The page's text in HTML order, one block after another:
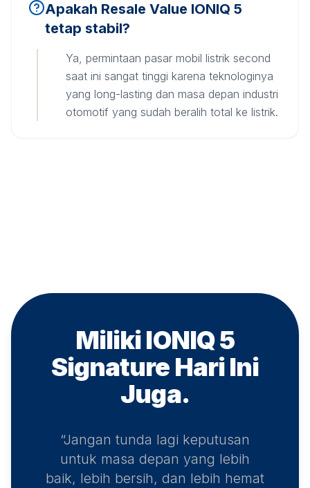
Apakah Resale Value IONIQ 5
tetap stabil?
Ya, permintaan pasar mobil listrik second
saat ini sangat tinggi karena teknologinya
yang long-lasting dan masa depan industri
otomotif yang sudah beralih total ke listrik.
Miliki IONIQ 5
Signature Hari Ini
Juga.
“Jangan tunda lagi keputusan
untuk masa depan yang lebih
baik, lebih bersih, dan lebih hemat